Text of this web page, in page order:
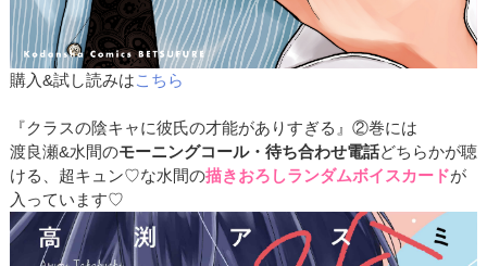
購入&試し読みはこちら
『クラスの陰キャに彼氏の才能がありすぎる』②巻には
渡良瀬&水間のモーニングコール・待ち合わせ電話どちらかが聴
ける、超キュン♡な水間の描きおろしランダムボイスカードが
入っています♡